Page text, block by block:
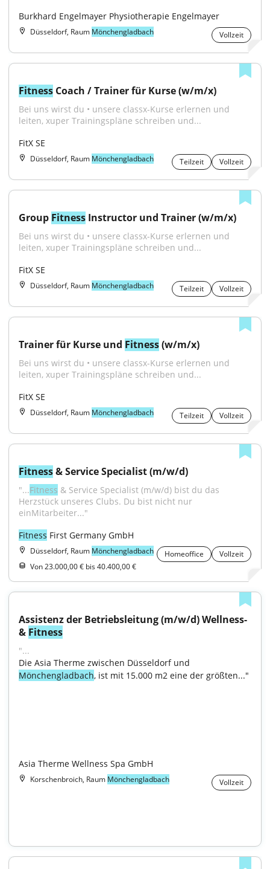
Burkhard Engelmayer Physiotherapie Engelmayer
Düsseldorf, Raum Mönchengladbach Vollzeit
Fitness Coach / Trainer für Kurse (w/m/x)
Bei uns wirst du • unsere classx-Kurse erlernen und
leiten, xuper Trainingspläne schreiben und...
FitX SE
Düsseldorf, Raum Mönchengladbach Teilzeit Vollzeit
Group Fitness Instructor und Trainer (w/m/x)
Bei uns wirst du • unsere classx-Kurse erlernen und
leiten, xuper Trainingspläne schreiben und...
FitX SE
Düsseldorf, Raum Mönchengladbach Teilzeit Vollzeit
Trainer für Kurse und Fitness (w/m/x)
Bei uns wirst du • unsere classx-Kurse erlernen und
leiten, xuper Trainingspläne schreiben und...
FitX SE
Düsseldorf, Raum Mönchengladbach Teilzeit Vollzeit
Fitness & Service Specialist (m/w/d)
"...Fitness & Service Specialist (m/w/d) bist du das
Herzstück unseres Clubs. Du bist nicht nur
einMitarbeiter..."
Fitness First Germany GmbH
Düsseldorf, Raum Mönchengladbach Homeoffice
Vollzeit
Von 23.000,00 € bis 40.400,00 €
Assistenz der Betriebsleitung (m/w/d) Wellness-
& Fitness
"...
Mönchengladbach, ist mit 15.000 m2 eine der größten..."
Asia Therme Wellness Spa GmbH
Korschenbroich, Raum Mönchengladbach Vollzeit